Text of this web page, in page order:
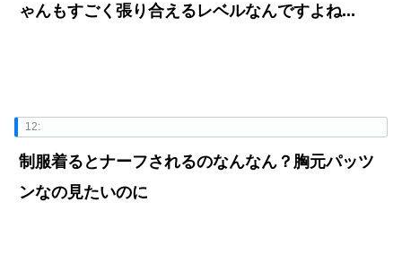
ゃんもすごく張り合えるレベルなんですよね...
12:
制服着るとナーフされるのなんなん？胸元パッツ
ンなの見たいのに